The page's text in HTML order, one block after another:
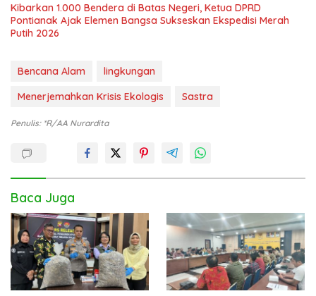
Kibarkan 1.000 Bendera di Batas Negeri, Ketua DPRD
Pontianak Ajak Elemen Bangsa Sukseskan Ekspedisi Merah
Putih 2026
Bencana Alam
lingkungan
Menerjemahkan Krisis Ekologis
Sastra
Penulis: *R/AA Nurardita
Baca Juga